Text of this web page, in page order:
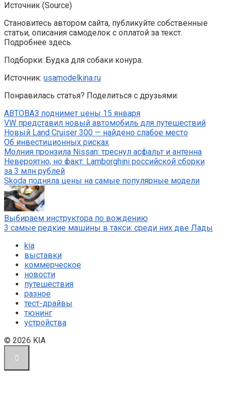
Источник (Source)
Становитесь автором сайта, публикуйте собственные
статьи, описания самоделок с оплатой за текст.
Подробнее здесь.
Подборки: Будка для собаки конура.
Источник: usamodelkina.ru
Понравилась статья? Поделиться с друзьями:
АВТОВАЗ поднимет цены 15 января
VW представил новый автомобиль для путешествий
Новый Land Cruiser 300 — найдено слабое место
Об инвестиционных рисках
Молния пронзила Nissan: треснул асфальт и антенна
Невероятно, но факт: Lamborghini российской сборки
за 3 млн рублей
Skoda подняла цены на самые популярные модели
Выбираем инструктора по вождению
3 самые редкие машины в такси: среди них две Лады
kia
выставки
коммерческое
новости
путешествия
разное
тест-драйвы
тюнинг
устройства
© 2026 KIA